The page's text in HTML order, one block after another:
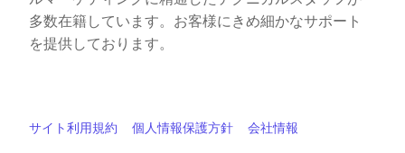
多数在籍しています。お客様にきめ細かなサポート
を提供しております。
サイト利用規約 個人情報保護方針 会社情報